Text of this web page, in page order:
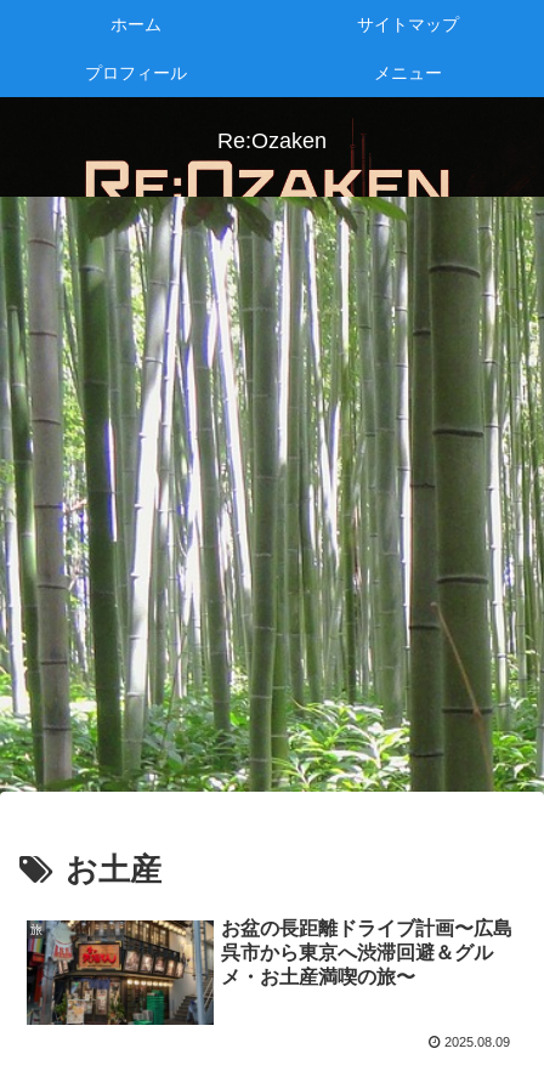
Re:Ozaken
ホーム サイトマップ
プロフィール メニュー
お土産
旅
お盆の長距離ドライブ計画〜広島
呉市から東京へ渋滞回避＆グル
メ・お土産満喫の旅〜
2025.08.09